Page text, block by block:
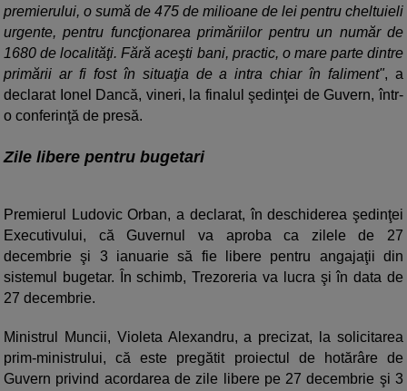
premierului, o sumă de 475 de milioane de lei pentru cheltuieli
urgente, pentru funcţionarea primăriilor pentru un număr de
1680 de localităţi. Fără aceşti bani, practic, o mare parte dintre
primării ar fi fost în situaţia de a intra chiar în faliment", a
declarat Ionel Dancă, vineri, la finalul şedinţei de Guvern, într-
o conferinţă de presă.
Zile libere pentru bugetari
Premierul Ludovic Orban, a declarat, în deschiderea şedinţei
Executivului, că Guvernul va aproba ca zilele de 27
decembrie şi 3 ianuarie să fie libere pentru angajaţii din
sistemul bugetar. În schimb, Trezoreria va lucra şi în data de
27 decembrie.
Ministrul Muncii, Violeta Alexandru, a precizat, la solicitarea
prim-ministrului, că este pregătit proiectul de hotărâre de
Guvern privind acordarea de zile libere pe 27 decembrie şi 3